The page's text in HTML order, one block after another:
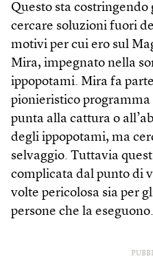
Questo sta
cercare soluzioni fuori
motivi per cui ero sul
Mira, impegnato nella
ippopotami. Mira fa
pionieristico
punta alla cattura o
degli ippopotami, ma
selvaggio. Tuttavia
complicata dal punto di
volte pericolosa sia per
persone che la eseguono.